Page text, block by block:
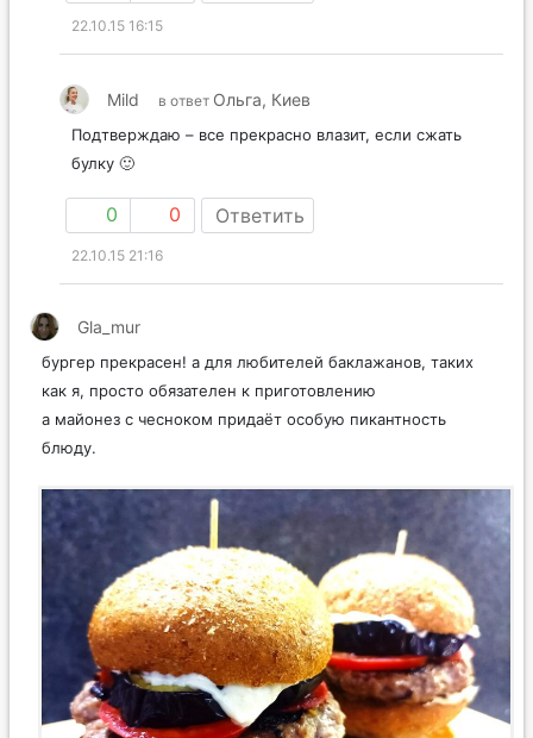
22.10.15 16:15
Mild в ответ Ольга, Киев
Подтверждаю – все прекрасно влазит, если сжать
булку 🙂
0 0 Ответить
22.10.15 21:16
Gla_mur
бургер прекрасен! а для любителей баклажанов, таких
как я, просто обязателен к приготовлению
а майонез с чесноком придаёт особую пикантность
блюду.